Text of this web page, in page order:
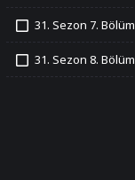
31. Sezon 7. Bölüm
31. Sezon 8. Bölüm